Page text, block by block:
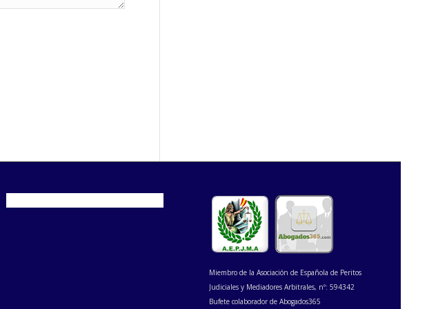
Miembro de la Asociación de Española de Peritos
Judiciales y Mediadores Arbitrales, nº: 594342
Bufete colaborador de Abogados365